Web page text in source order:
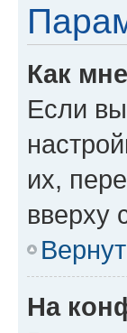
Как
Если
их,
вверху
На